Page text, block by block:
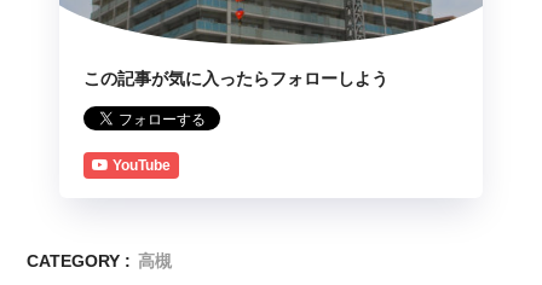
この記事が気に入ったらフォローしよう
YouTube
CATEGORY : 高槻